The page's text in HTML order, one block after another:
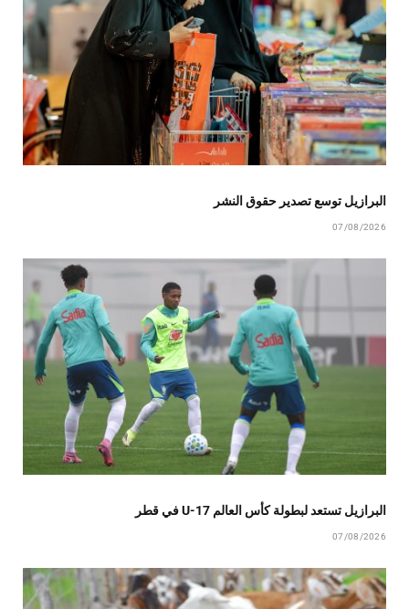
البرازيل توسع تصدير حقوق النشر
07/08/2026
البرازيل تستعد لبطولة كأس العالم U-17 في قطر
07/08/2026